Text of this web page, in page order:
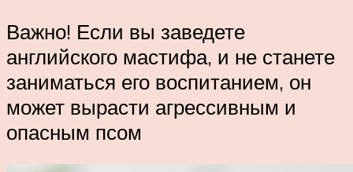
Важно! Если вы заведете
английского мастифа, и не станете
заниматься его воспитанием, он
может вырасти агрессивным и
опасным псом